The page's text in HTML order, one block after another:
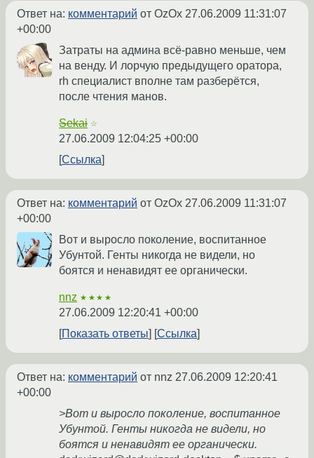
Ответ на: комментарий от OzOx 27.06.2009 11:31:07
+00:00
Затраты на админа всё-равно меньше, чем
на венду. И лорчую предыдущего оратора,
rh специалист вполне там разберётся,
после чтения манов.
Sekai ☆
27.06.2009 12:04:25 +00:00
Ссылка
Ответ на: комментарий от OzOx 27.06.2009 11:31:07
+00:00
Вот и выросло поколение, воспитанное
Убунтой. Генты никогда не видели, но
боятся и ненавидят ее органически.
nnz ★★★★
27.06.2009 12:20:41 +00:00
Показать ответы
Ссылка
Ответ на: комментарий от nnz 27.06.2009 12:20:41
+00:00
>Вот и выросло поколение, воспитанное
Убунтой. Генты никогда не видели, но
боятся и ненавидят ее органически.